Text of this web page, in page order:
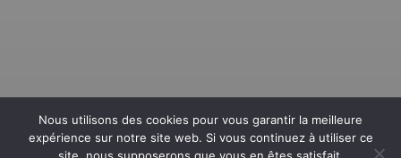
Autre évènement
Nous utilisons des cookies pour vous garantir la meilleure
expérience sur notre site web. Si vous continuez à utiliser ce